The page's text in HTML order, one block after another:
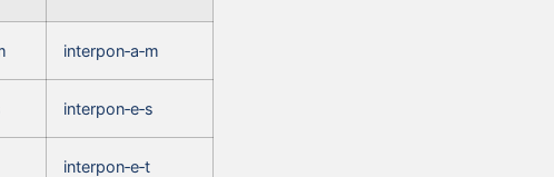
interpon‑a‑m
interpon‑e‑s
interpon‑e‑t